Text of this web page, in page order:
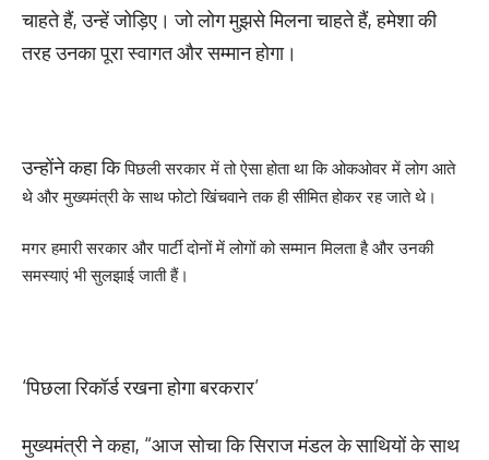
चाहते हैं, उन्हें जोड़िए। जो लोग मुझसे मिलना चाहते हैं, हमेशा की
तरह उनका पूरा स्वागत और सम्मान होगा।
उन्होंने कहा किपिछली सरकार में तो ऐसा होता था कि ओकओवर में लोग आते
थे और मुख्यमंत्री के साथ फोटो खिंचवाने तक ही सीमित होकर रह जाते थे।
मगर हमारी सरकार और पार्टी दोनों में लोगों को सम्मान मिलता है और उनकी
समस्याएं भी सुलझाई जाती हैं।
‘पिछला रिकॉर्ड रखना होगा बरकरार’
मुख्यमंत्री ने कहा, “आज सोचा कि सिराज मंडल के साथियों के साथ